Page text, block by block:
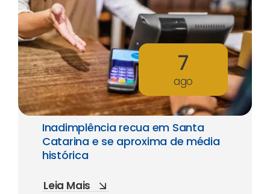
7
ago
Inadimplência recua em Santa
Catarina e se aproxima de média
histórica
Leia Mais